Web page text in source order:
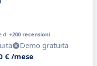
di +200 recensioni
Demo gratuita
€ /mese